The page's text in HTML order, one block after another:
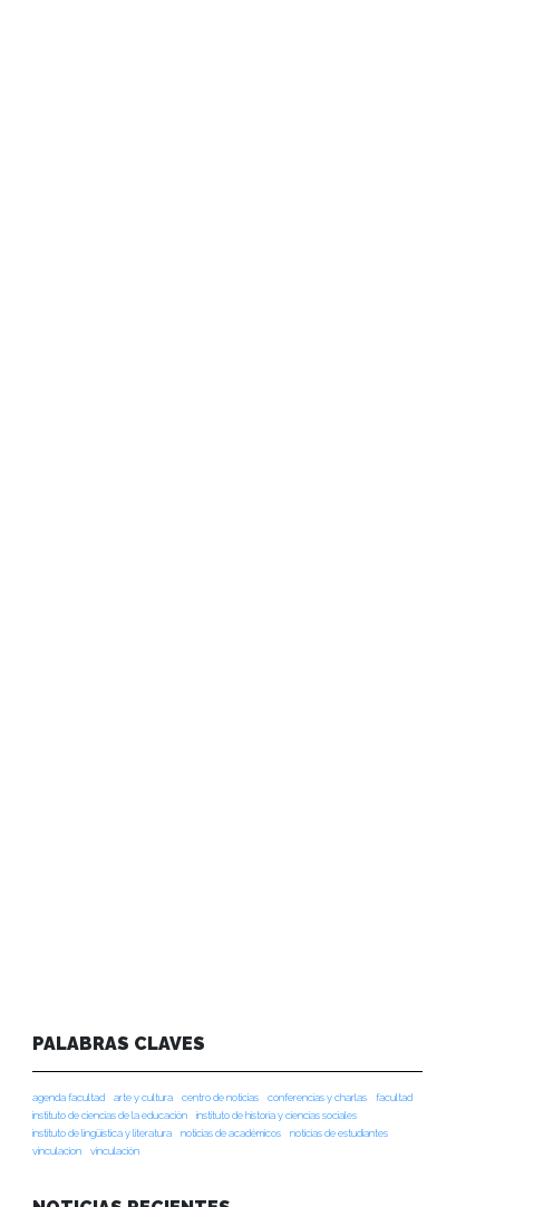
PALABRAS CLAVES
agenda facultad arte y cultura centro de noticias conferencias y charlas
facultad
instituto de ciencias de la educación
instituto de historia y ciencias sociales
instituto de lingüística y literatura
noticias de académicos
noticias de estudiantes
vinculacion
vinculación